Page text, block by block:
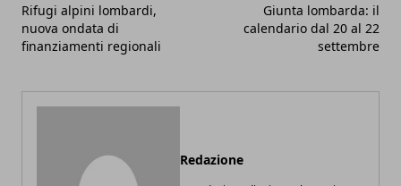
Rifugi alpini lombardi,
nuova ondata di
finanziamenti regionali
Giunta lombarda: il
calendario dal 20 al 22
settembre
Redazione